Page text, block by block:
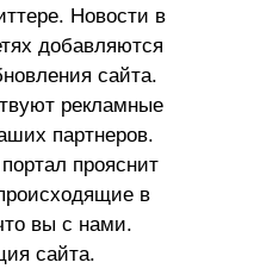
Новости в
добавляются
сайта.
рекламные
партнеров.
прояснит
в
вы с нами.
сайта.